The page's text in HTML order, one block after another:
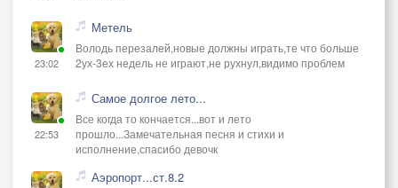
23:02
Метель
Володь перезалей,новые должны играть,те что больше
2ух-3ех недель не играют,не рухнул,видимо проблем
22:53
Самое долгое лето...
Все когда то кончается...вот и лето
прошло...Замечательная песня и стихи и
исполнение,спасибо девочк
Аэропорт...ст.8.2